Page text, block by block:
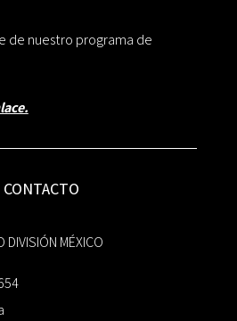
de nuestro programa de
DIVISIÓN MÉXICO